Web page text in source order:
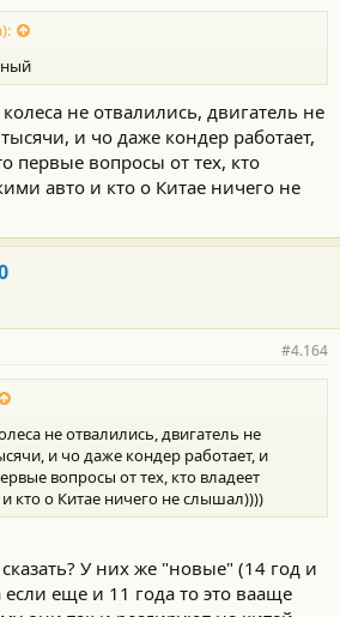
не отвалились, двигатель не
и чо даже кондер работает,
первые вопросы от тех, кто
авто и кто о Китае ничего не
#4.164
не отвалились, двигатель не
и чо даже кондер работает, и
вопросы от тех, кто владеет
кто о Китае ничего не слышал))))
У них же "новые" (14 год и
еще и 11 года то это вааще